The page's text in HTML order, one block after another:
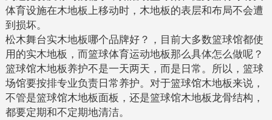
体育设施在木地板上移动时，木地板的表层和布局不会遭
到损坏。
松木舞台实木地板哪个品牌好？，目前大多数篮球馆都使
用的实木地板，而篮球体育运动地板那么具体怎么做呢？
篮球馆木地板养护不是一天两天，而是日常。所以，篮球
场馆要按排专业负责日常养护。对于篮球馆木地板来说，
不管是篮球馆木地板面板，还是篮球馆木地板龙骨结构，
都要定期和不定期地清洁。